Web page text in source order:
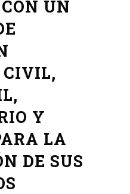
UN
Y
LA
DE SUS